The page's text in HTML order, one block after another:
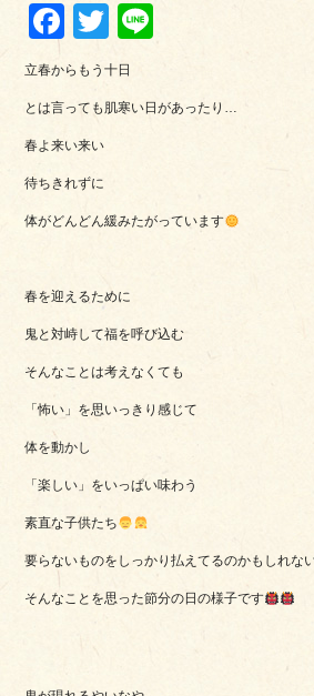
Facebook
Twitter
立春からもう十日
とは言っても肌寒い日があったり…
春よ来い来い
待ちきれずに
体がどんどん緩みたがっています
春を迎えるために
鬼と対峙して福を呼び込む
そんなことは考えなくても
「怖い」を思いっきり感じて
体を動かし
「楽しい」をいっぱい味わう
素直な子供たち
要らないものをしっかり払えてるのかもしれな
そんなことを思った節分の日の様子です